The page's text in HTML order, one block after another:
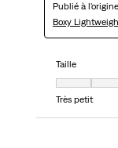
Publié à
Boxy
Taille
Taille, 5 sur 7,
Très petit